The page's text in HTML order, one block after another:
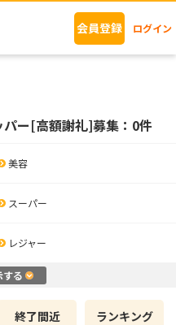
会員登録 ログイン
ー[高額謝礼]募集：0件
美容
スーパー
レジャー
する
終了間近 ランキング